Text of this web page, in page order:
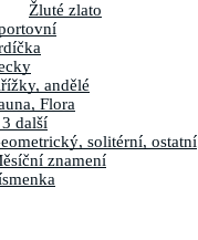
Žluté zlato
andělé
Flora
další
solitérní, ostatní
znamení